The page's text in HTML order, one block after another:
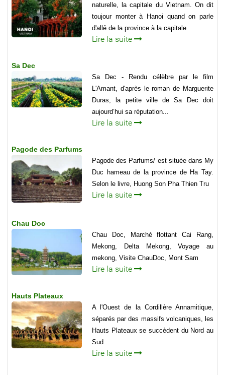
naturelle, la capitale du Vietnam. On dit
toujour monter à Hanoi quand on parle
d'allẻ de la province à la capitale
Lire la suite
Sa Dec
Sa Dec - Rendu célèbre par le film
L'Amant, d'après le roman de Marguerite
Duras, la petite ville de Sa Dec doit
aujourd’hui sa réputation...
Lire la suite
Pagode des Parfums
Pagode des Parfums/ est située dans My
Duc hameau de la province de Ha Tay.
Selon le livre, Huong Son Pha Thien Tru
Lire la suite
Chau Doc
Chau Doc, Marché flottant Cai Rang,
Mekong, Delta Mekong, Voyage au
mekong, Visite ChauDoc, Mont Sam
Lire la suite
Hauts Plateaux
A l'Ouest de la Cordillère Annamitique,
séparés par des massifs volcaniques, les
Hauts Plateaux se succèdent du Nord au
Sud...
Lire la suite